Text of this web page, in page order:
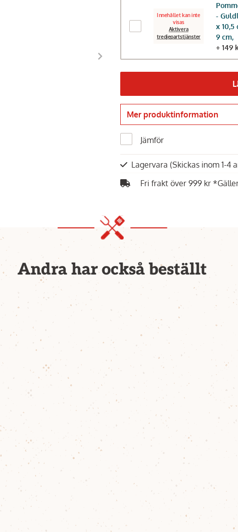
Innehållet kan inte
visas
Aktivera
tredjepartstjänster
-
x 10,5
9 cm,
+ 149
Mer produktinformation
Jämför
Lagervara (Skickas inom 1-4
Fri frakt över 999 kr
Andra har också beställt